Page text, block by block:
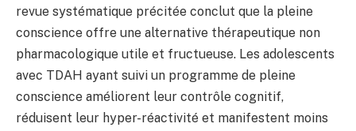
revue systématique précitée conclut que la pleine
conscience offre une alternative thérapeutique non
pharmacologique utile et fructueuse. Les adolescents
avec TDAH ayant suivi un programme de pleine
conscience améliorent leur contrôle cognitif,
réduisent leur hyper-réactivité et manifestent moins